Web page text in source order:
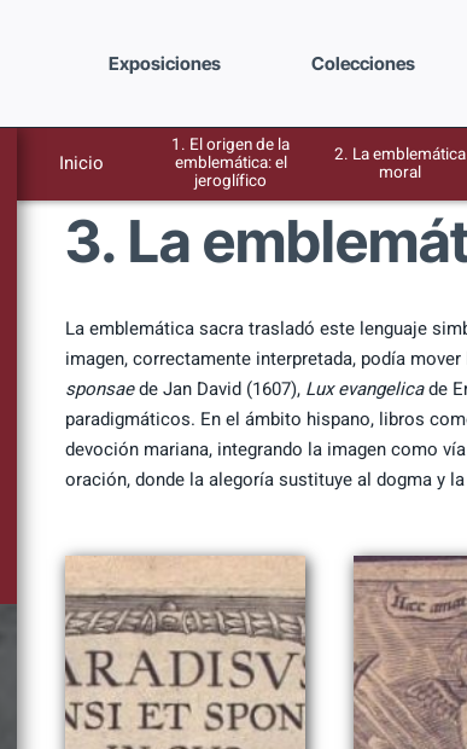
Exposiciones Colecciones
Inicio
1. El origen de la
emblemática: el
jeroglífico
2. La emblemática
moral
3. La
La emblemática sacra trasladó este lenguaje
imagen, correctamente interpretada, podía
sponsaede Jan David (1607), Lux evangelicade
paradigmáticos. En el ámbito hispano, libros
devoción mariana, integrando la imagen como
oración, donde la alegoría sustituye al dogma y